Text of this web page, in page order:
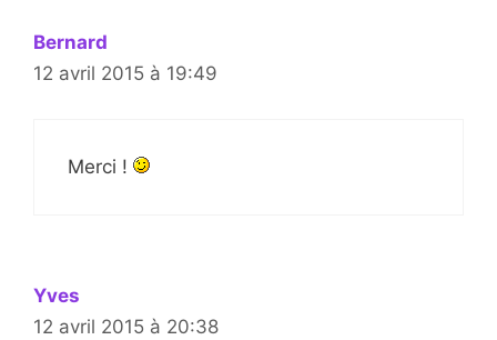
Bernard
12 avril 2015 à 19:49
Merci !
Yves
12 avril 2015 à 20:38